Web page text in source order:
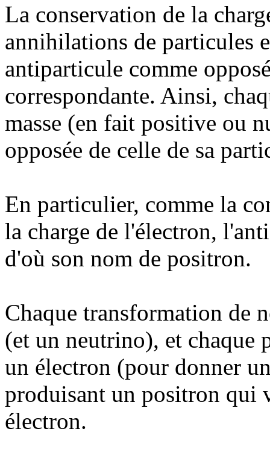
La conservation de la
annihilations de particules
antiparticule comme
correspondante. Ainsi,
masse (en fait positive ou
opposée de celle de sa
En particulier, comme la
la charge de l'électron,
d'où son nom de positron.
Chaque transformation de
(et un neutrino), et chaque
un électron (pour donner
produisant un positron qui
électron.